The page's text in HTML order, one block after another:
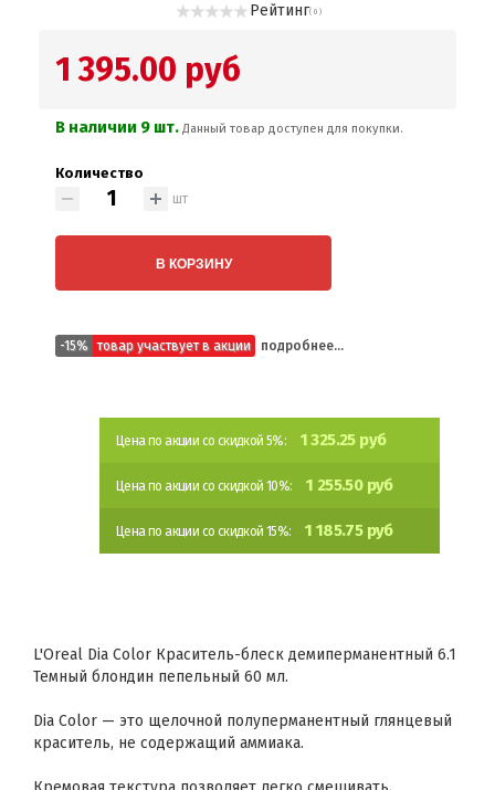
Рейтинг( 0 )
1 395.00 руб
В наличии 9 шт. Данный товар доступен для покупки.
Количество
шт
В КОРЗИНУ
-15% товар участвует в акции подробнее...
Цена по акции со скидкой 5%: 1 325.25 руб
Цена по акции со скидкой 10%: 1 255.50 руб
Цена по акции со скидкой 15%: 1 185.75 руб
L'Oreal Dia Color Краситель-блеск демиперманентный 6.1
Темный блондин пепельный 60 мл.
Dia Color — это щелочной полуперманентный глянцевый
краситель, не содержащий аммиака.